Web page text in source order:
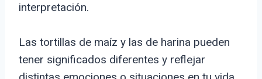
interpretación.
Las tortillas de maíz y las de harina pueden
tener significados diferentes y reflejar